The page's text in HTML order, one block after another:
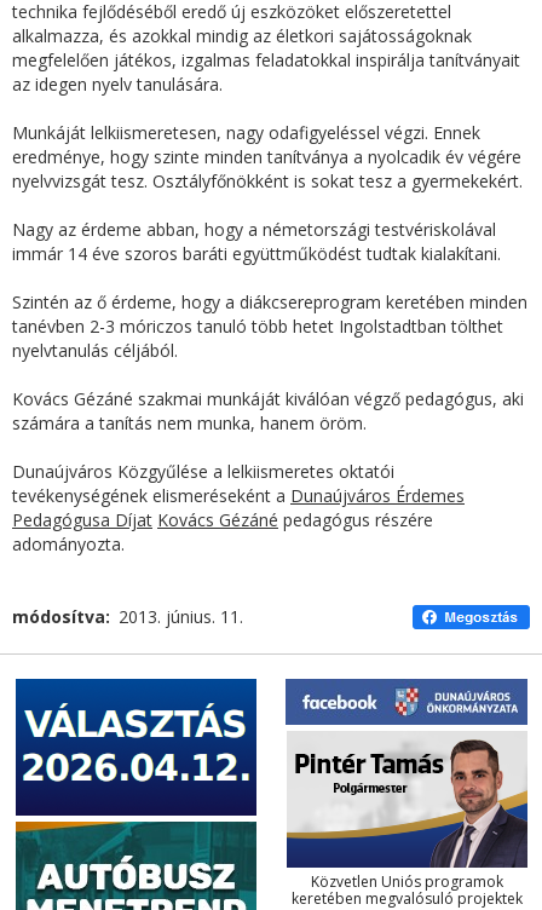
technika fejlődéséből eredő új eszközöket előszeretettel
alkalmazza, és azokkal mindig az életkori sajátosságoknak
megfelelően játékos, izgalmas feladatokkal inspirálja tanítványait
az idegen nyelv tanulására.
Munkáját lelkiismeretesen, nagy odafigyeléssel végzi. Ennek
eredménye, hogy szinte minden tanítványa a nyolcadik év végére
nyelvvizsgát tesz. Osztályfőnökként is sokat tesz a gyermekekért.
Nagy az érdeme abban, hogy a németországi testvériskolával
immár 14 éve szoros baráti együttműködést tudtak kialakítani.
Szintén az ő érdeme, hogy a diákcsereprogram keretében minden
tanévben 2-3 móriczos tanuló több hetet Ingolstadtban tölthet
nyelvtanulás céljából.
Kovács Gézáné szakmai munkáját kiválóan végző pedagógus, aki
számára a tanítás nem munka, hanem öröm.
Dunaújváros Közgyűlése a lelkiismeretes oktatói
tevékenységének elismeréseként a Dunaújváros Érdemes
Pedagógusa Díjat Kovács Gézáné pedagógus részére
adományozta.
módosítva 2013. június. 11.
Közvetlen Uniós programok
keretében megvalósuló projektek